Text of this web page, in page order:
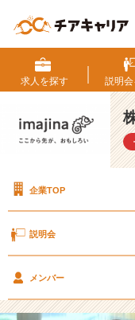
求人を探す 説明会
企業TOP
説明会
メンバー